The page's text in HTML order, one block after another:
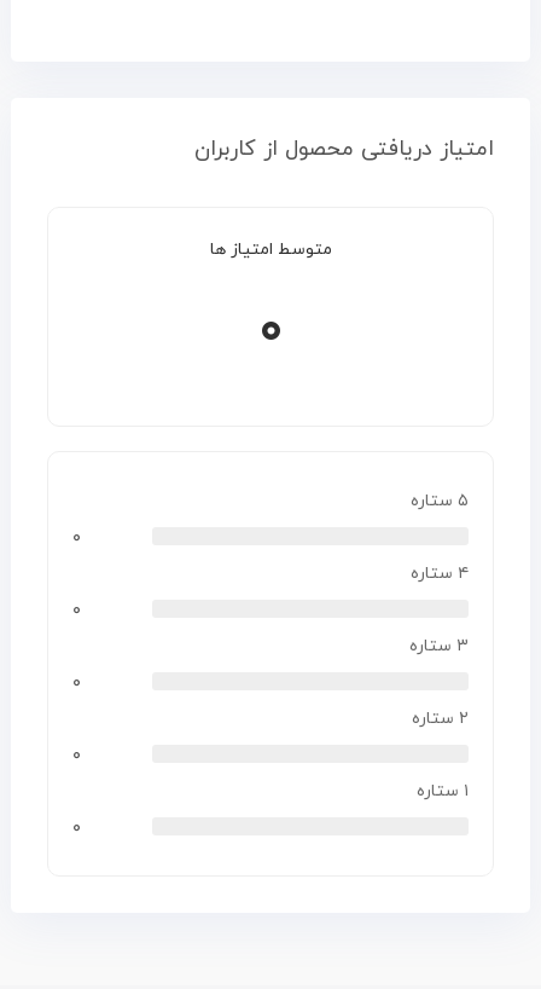
امتیاز دریافتی محصول از کاربران
متوسط امتیاز ها
۰
۵ ستاره
۰
۴ ستاره
۰
۳ ستاره
۰
۲ ستاره
۰
۱ ستاره
۰